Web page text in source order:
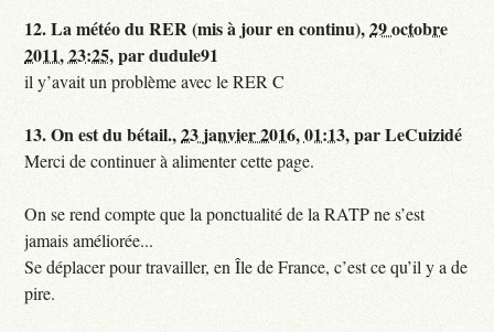
12.La météo du RER (mis à jour en continu),29 octobre
2011, 23:25,pardudule91
il y’avait un problème avec le RER C
13.On est du bétail.,23 janvier 2016, 01:13,parLeCuizidé
Merci de continuer à alimenter cette page.
On se rend compte que la ponctualité de la RATP ne s’est
jamais améliorée...
Se déplacer pour travailler, en Île de France, c’est ce qu’il y a de
pire.